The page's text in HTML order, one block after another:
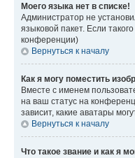
Моего языка нет в списке!
Администратор не
языковой пакет. Если
конференции)
Вернуться к началу
Как я могу поместить
Вместе с именем
на ваш статус на
зависит, какие аватары
Вернуться к началу
Что такое звание и как я